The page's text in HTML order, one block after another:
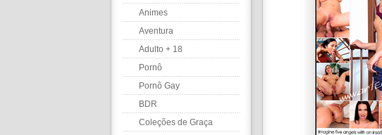
Animes
Aventura
Adulto + 18
Pornô
Pornô Gay
BDR
Coleções de Graça